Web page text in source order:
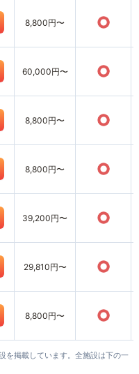
8,800円〜 ○
60,000円〜 ○
8,800円〜 ○
8,800円〜 ○
39,200円〜 ○
29,810円〜 ○
8,800円〜 ○
を掲載しています。全施設は下の一